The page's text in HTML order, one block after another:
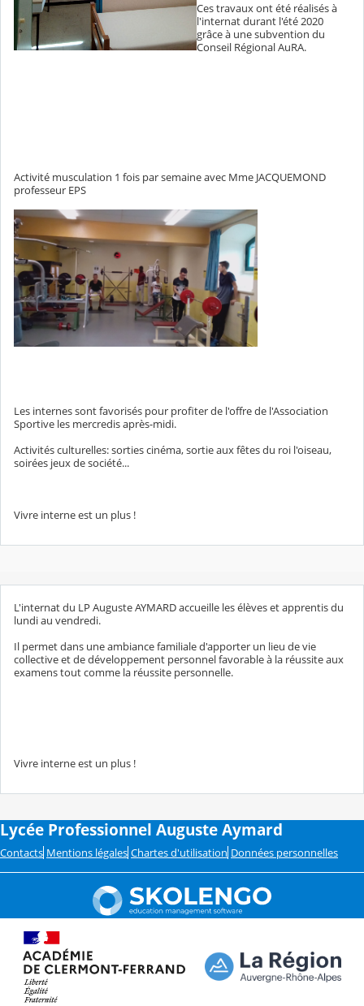
Ces travaux ont été réalisés à
l'internat durant l'été 2020
grâce à une subvention du
Conseil Régional AuRA.
Activité musculation 1 fois par semaine avec Mme JACQUEMOND
professeur EPS
Les internes sont favorisés pour profiter de l'offre de l'Association
Sportive les mercredis après-midi.
Activités culturelles: sorties cinéma, sortie aux fêtes du roi l'oiseau,
soirées jeux de société...
Vivre interne est un plus !
L'internat du LP Auguste AYMARD accueille les élèves et apprentis du
lundi au vendredi.
Il permet dans une ambiance familiale d'apporter un lieu de vie
collective et de développement personnel favorable à la réussite aux
examens tout comme la réussite personnelle.
Vivre interne est un plus !
Lycée Professionnel Auguste Aymard
Contacts Mentions légales Chartes d'utilisation Données personnelles